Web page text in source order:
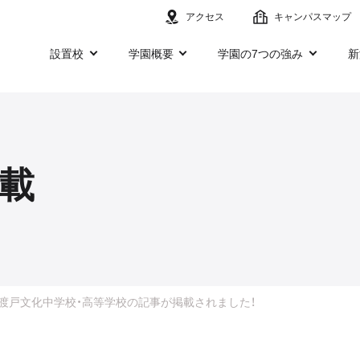
アクセス キャンパスマップ
設置校 学園概要 学園の7つの強み
文化中学校・高等学校の記事が掲載されました！